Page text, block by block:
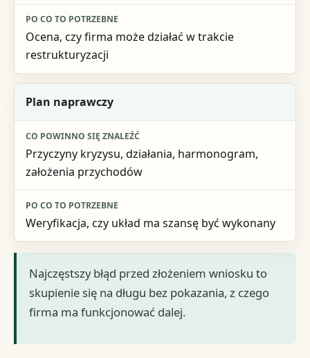
Ocena, czy firma może działać w trakcie
restrukturyzacji
Plan naprawczy
Przyczyny kryzysu, działania, harmonogram,
założenia przychodów
Weryfikacja, czy układ ma szansę być wykonany
Najczęstszy błąd przed złożeniem wniosku to
skupienie się na długu bez pokazania, z czego
firma ma funkcjonować dalej.